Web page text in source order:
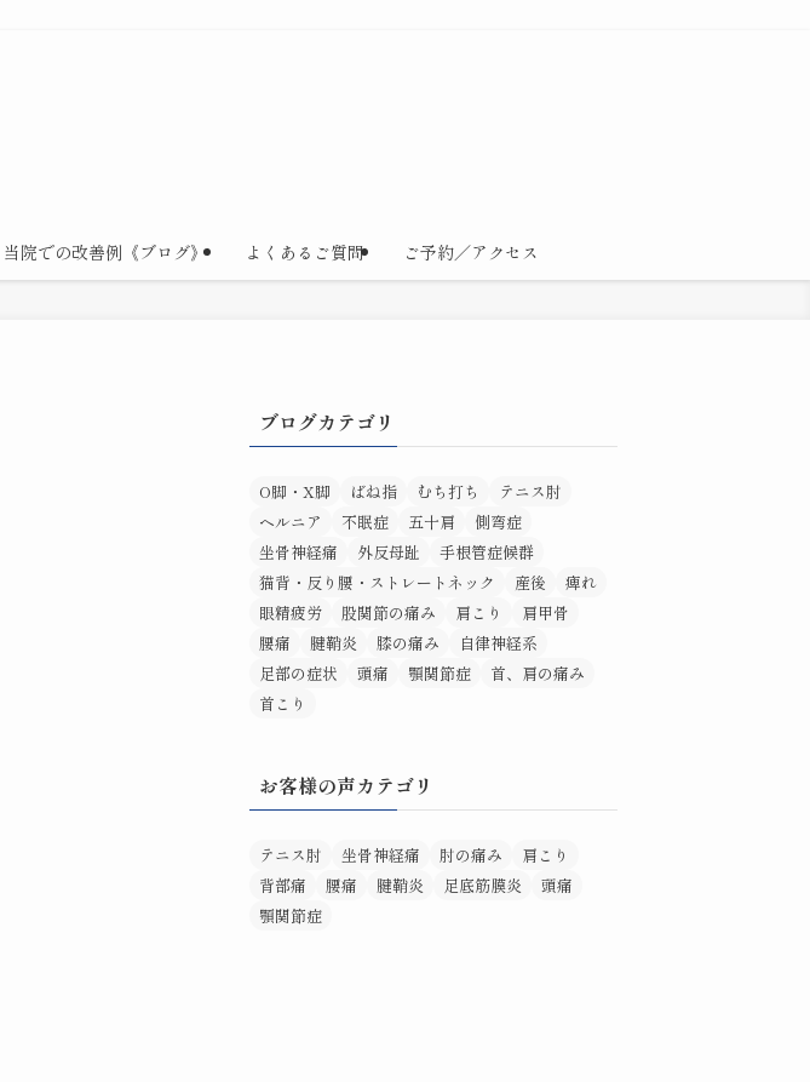
当院での改善例《ブログ》 よくあるご質問 ご予約／アクセス
ブログカテゴリ
O脚・X脚 ばね指 むち打ち
テニス肘
ヘルニア
不眠症 五十肩
側弯症
坐骨神経痛
外反母趾
手根管症候群
猫背・反り腰・ストレートネック
産後
痺れ
眼精疲労
股関節の痛み 肩こり
肩甲骨
腰痛
腱鞘炎 膝の痛み
自律神経系
足部の症状
頭痛 顎関節症
首、肩の痛み
首こり
お客様の声カテゴリ
テニス肘 坐骨神経痛 肘の痛み
肩こり
背部痛
腰痛 腱鞘炎 足底筋膜炎
頭痛
顎関節症